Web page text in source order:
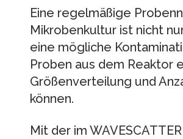
Eine regelmäßige
Mikrobenkultur ist nicht
eine mögliche
Proben aus dem Reaktor
Größenverteilung und
können.
Mit der im